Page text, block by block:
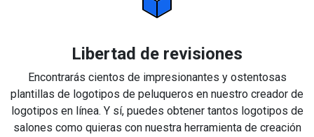
Libertad de revisiones
Encontrarás cientos de impresionantes y ostentosas
plantillas de logotipos de peluqueros en nuestro creador de
logotipos en línea. Y sí, puedes obtener tantos logotipos de
salones como quieras con nuestra herramienta de creación